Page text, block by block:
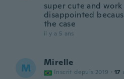
super cute and
disappointed
the case
il y a 5 ans
M Mirelle
Inscrit depuis 2019 · 17